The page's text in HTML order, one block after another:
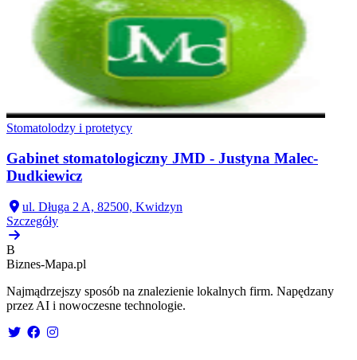
Stomatolodzy i protetycy
Gabinet stomatologiczny JMD - Justyna Malec-
Dudkiewicz
ul. Długa 2 A, 82500, Kwidzyn
Szczegóły
B
Biznes-Mapa.pl
Najmądrzejszy sposób na znalezienie lokalnych firm. Napędzany
przez AI i nowoczesne technologie.